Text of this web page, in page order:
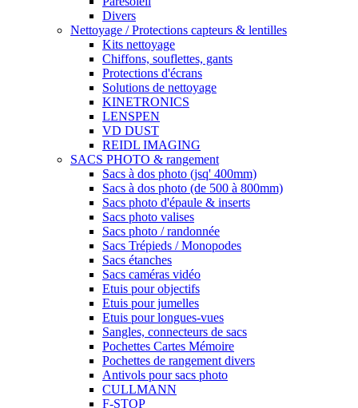
Divers
Nettoyage / Protections capteurs & lentilles
Kits nettoyage
Chiffons, souflettes, gants
Protections d'écrans
Solutions de nettoyage
KINETRONICS
LENSPEN
VD DUST
REIDL IMAGING
SACS PHOTO & rangement
Sacs à dos photo (jsq' 400mm)
Sacs à dos photo (de 500 à 800mm)
Sacs photo d'épaule & inserts
Sacs photo valises
Sacs photo / randonnée
Sacs Trépieds / Monopodes
Sacs étanches
Sacs caméras vidéo
Etuis pour objectifs
Etuis pour jumelles
Etuis pour longues-vues
Sangles, connecteurs de sacs
Pochettes Cartes Mémoire
Pochettes de rangement divers
Antivols pour sacs photo
CULLMANN
F-STOP